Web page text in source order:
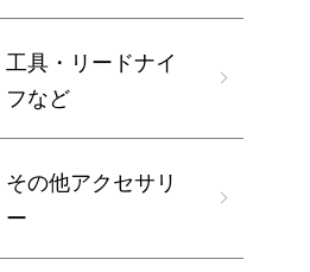
工具・リードナイ
フなど
その他アクセサリ
ー